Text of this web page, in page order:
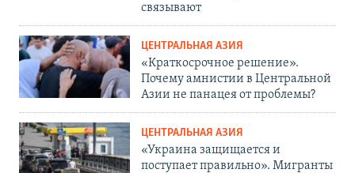
связывают
ЦЕНТРАЛЬНАЯ АЗИЯ
«Краткосрочное решение».
Почему амнистии в Центральной
Азии не панацея от проблемы?
ЦЕНТРАЛЬНАЯ АЗИЯ
«Украина защищается и
поступает правильно». Мигранты